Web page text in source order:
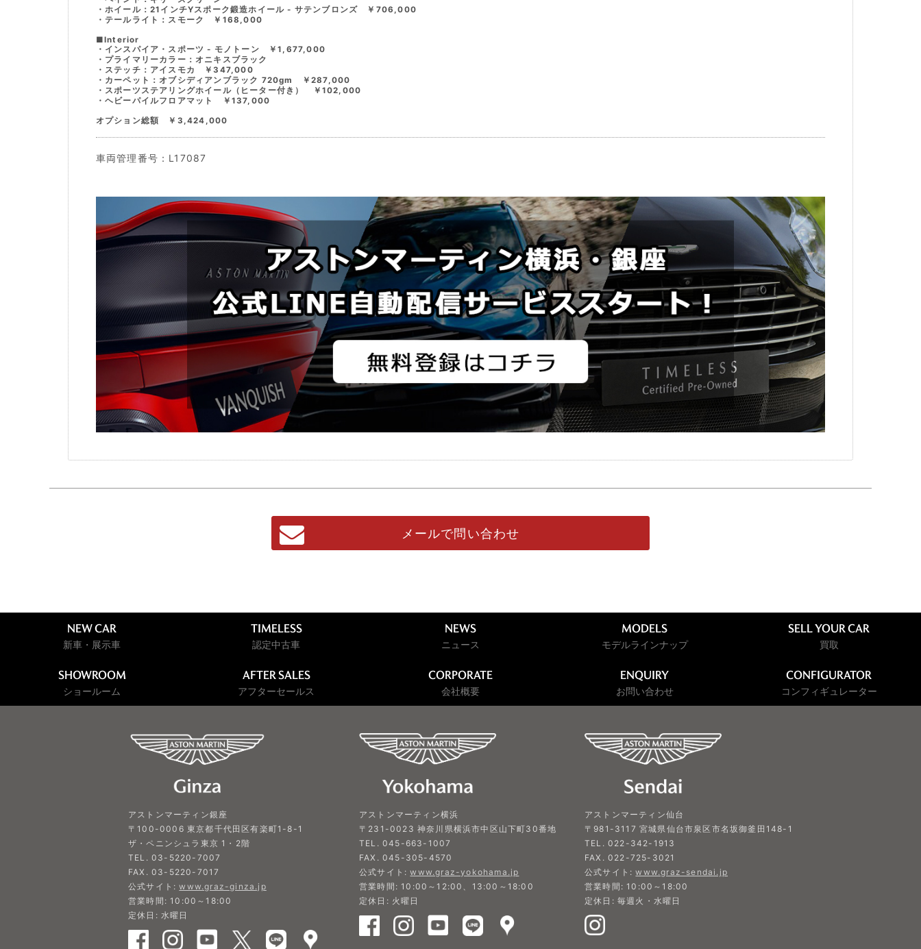
・ホイール：21インチYスポーク鍛造ホイール - サテンブロンズ ￥706,000
・テールライト：スモーク ￥168,000
■Interior
・インスパイア・スポーツ - モノトーン ￥1,677,000
・プライマリーカラー：オニキスブラック
・ステッチ：アイスモカ ￥347,000
・カーペット：オブシディアンブラック 720gm ￥287,000
・スポーツステアリングホイール（ヒーター付き） ￥102,000
・ヘビーパイルフロアマット ￥137,000
オプション総額 ￥3,424,000
車両管理番号：L17087
メールで問い合わせ
NEW CAR
新車・展示車
TIMELESS
認定中古車
NEWS
ニュース
MODELS
モデルラインナップ
SELL YOUR CAR
買取
SHOWROOM
ショールーム
AFTER SALES
アフターセールス
CORPORATE
会社概要
ENQUIRY
お問い合わせ
CONFIGURATOR
コンフィギュレーター
アストンマーティン銀座
〒100-0006 東京都千代田区有楽町1-8-1
ザ・ペニンシュラ東京 1・2階
TEL. 03-5220-7007
FAX. 03-5220-7017
公式サイト:www.graz-ginza.jp
営業時間: 10:00～18:00
定休日: 水曜日
アストンマーティン横浜
〒231-0023 神奈川県横浜市中区山下町30番地
TEL. 045-663-1007
FAX. 045-305-4570
公式サイト:www.graz-yokohama.jp
営業時間: 10:00～12:00、13:00～18:00
定休日: 火曜日
アストンマーティン仙台
〒981-3117 宮城県仙台市泉区市名坂御釜田148-1
TEL. 022-342-1913
FAX. 022-725-3021
公式サイト:www.graz-sendai.jp
営業時間: 10:00～18:00
定休日: 毎週火・水曜日